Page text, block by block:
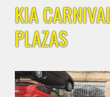
KIA
PLAZAS